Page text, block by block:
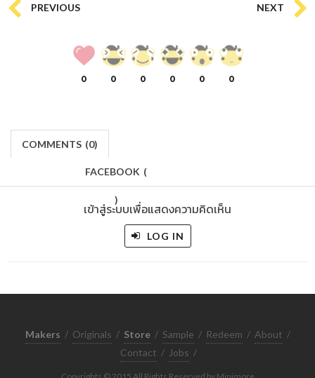
PREVIOUS NEXT
0 0 0 0 0 0
COMMENTS (0)
FACEBOOK (
)
เข้าสู่ระบบเพื่อแสดงความคิดเห็น
LOG IN
Makers / Originals / Store / Sample / Redeem / About /
Contact / Jobs /